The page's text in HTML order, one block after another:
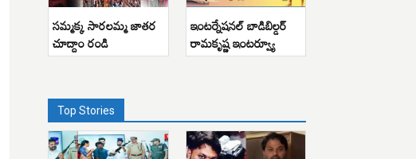
సమ్మక్క సారలమ్మ జాతర
చూద్దాం రండి
ఇంటర్నేషనల్ బాడిబిల్డర్
రామకృష్ణ ఇంటర్వ్యూ
Top Stories